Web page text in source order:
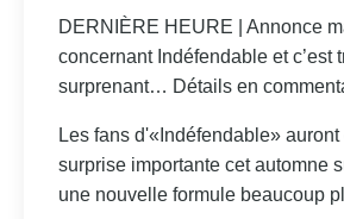
DERNIÈRE HEURE | Annonce
concernant Indéfendable et c’est
surprenant… Détails en
Les fans d'«Indéfendable»
surprise importante cet automne
une nouvelle formule beaucoup